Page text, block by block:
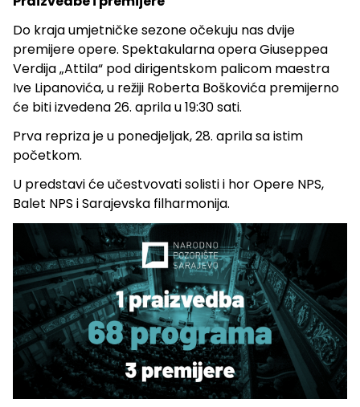
Do kraja umjetničke sezone očekuju nas dvije
premijere opere. Spektakularna opera Giuseppea
Verdija „Attila“ pod dirigentskom palicom maestra
Ive Lipanovića, u režiji Roberta Boškovića premijerno
će biti izvedena 26. aprila u 19:30 sati.
Prva repriza je u ponedjeljak, 28. aprila sa istim
početkom.
U predstavi će učestvovati solisti i hor Opere NPS,
Balet NPS i Sarajevska filharmonija.